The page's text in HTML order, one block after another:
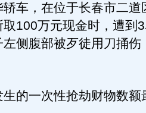
车，在位于长春市二道
100万元现金时，遭到
侧腹部被歹徒用刀捅伤
一次性抢劫财物数额